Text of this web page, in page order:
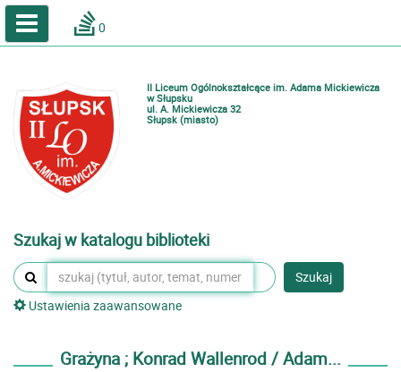
Katalog online biblioteki szkolnej
0
II Liceum Ogólnokształcące im. Adama Mickiewicza
w Słupsku
ul. A. Mickiewicza 32
Słupsk (miasto)
Szukaj w katalogu biblioteki
Szukaj
Ustawienia zaawansowane
Grażyna ; Konrad Wallenrod / Adam...